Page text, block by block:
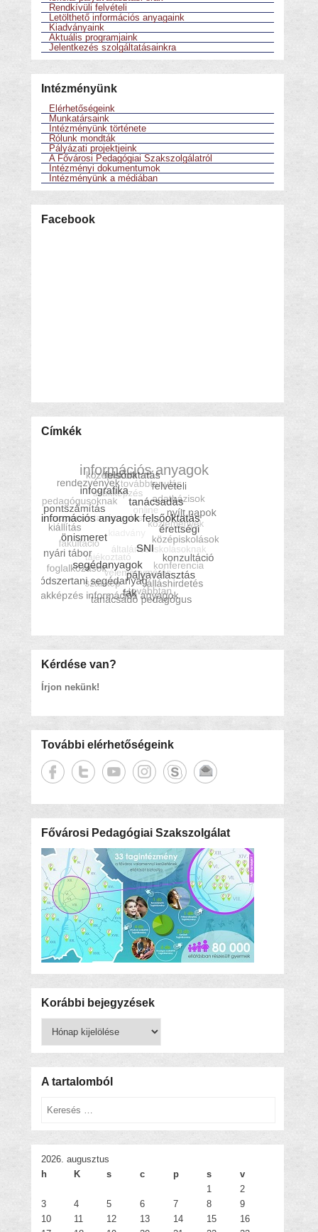
Rendkívüli felvételi
Letölthető információs anyagaink
Kiadványaink
Aktuális programjaink
Jelentkezés szolgáltatásainkra
Intézményünk
Elérhetőségeink
Munkatársaink
Intézményünk története
Rólunk mondták
Pályázati projektjeink
A Fővárosi Pedagógiai Szakszolgálatról
Intézményi dokumentumok
Intézményünk a médiában
Facebook
Címkék
Kérdése van?
Írjon nekünk!
További elérhetőségeink
Fővárosi Pedagógiai Szakszolgálat
Korábbi bejegyzések
bejegyzések
A tartalomból
Keresés
2026. augusztus
h
K s c p s
v
1
2
3
4 5 6 7 8
9
10
11 12 13 14 15
16